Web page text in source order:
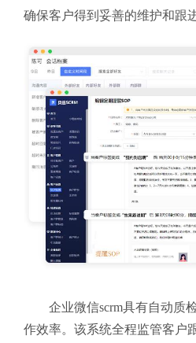
确保客户得到妥善的维护和跟进
企业微信scrm具有自动质
作效率。该系统全程监管客户